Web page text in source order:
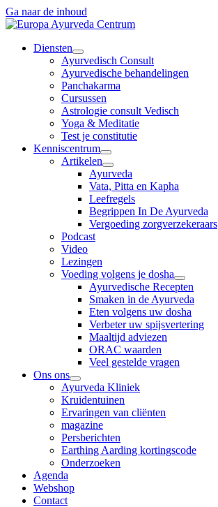
Ga naar de inhoud
Diensten
Ayurvedisch Consult
Ayurvedische behandelingen
Panchakarma
Cursussen
Astrologie consult Vedisch
Yoga & Meditatie
Test je constitutie
Kenniscentrum
Artikelen
Ayurveda
Vata, Pitta en Kapha
Leefregels
Begrippen In De Ayurveda
Vergoeding zorgverzekeraars
Podcast
Video
Lezingen
Voeding volgens je dosha
Ayurvedische Recepten
Smaken in de Ayurveda
Eten volgens uw dosha
Verbeter uw spijsvertering
Maaltijd adviezen
ORAC waarden
Veel gestelde vragen
Ons ons
Ayurveda Kliniek
Kruidentuinen
Ervaringen van cliënten
magazine
Persberichten
Earthing Aarding kortingscode
Onderzoeken
Agenda
Webshop
Contact